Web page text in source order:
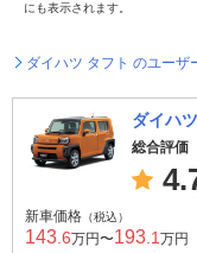
にも表示されます。
ダイハツ タフト のユーザ
ダイハ
総合評価
新車価格 （税込）
143 .6万円〜193 .1 万円